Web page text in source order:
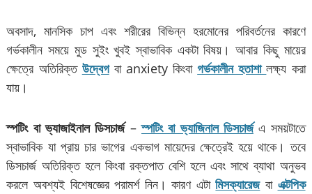
অবসাদ, মানসিক চাপ এবং শরীরের বিভিন্ন হরমোনের পরিবর্তনের কারণে
গর্ভকালীন সময়ে মুড সুইং খুবই স্বাভাবিক একটা বিষয়। আবার কিছু মায়ের
ক্ষেত্রে অতিরিক্ত উদ্বেগবা anxiety কিংবাগর্ভকালীন হতাশালক্ষ্য করা
যায়।
স্পটিং বা ভ্যাজাইনাল ডিসচার্জ–স্পটিং বা ভ্যাজিনাল ডিসচার্জএ সময়টাতে
স্বাভাবিক যা প্রায় চার ভাগের একভাগ মায়েদের ক্ষেত্রেই হয়ে থাকে। তবে
ডিসচার্জ অতিরিক্ত হলে কিংবা রক্তপাত বেশি হলে এবং সাথে ব্যাথা অনুভব
করলে অবশ্যই বিশেষজ্ঞের পরামর্শ নিন। কারণ এটামিসক্যারেজবা এক্টপিক